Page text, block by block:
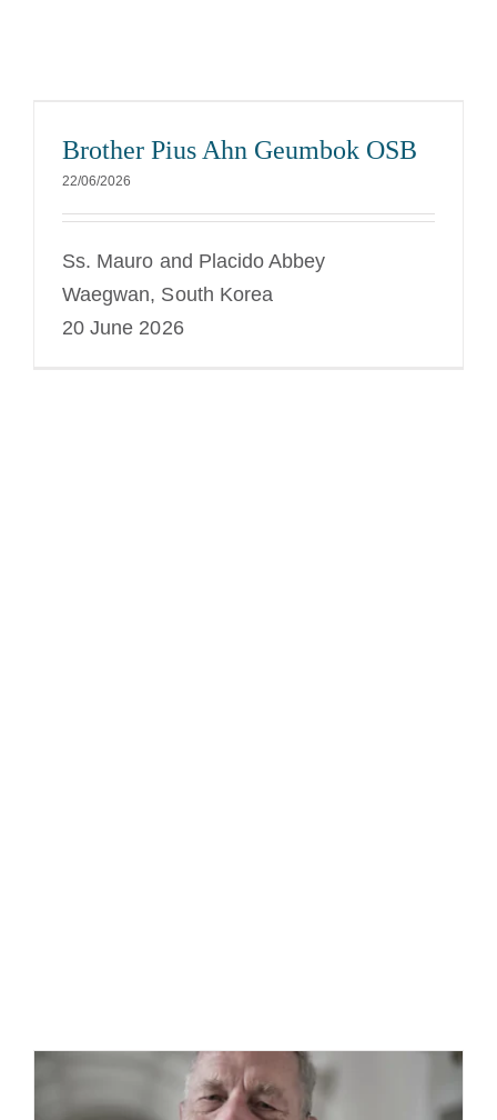
Brother Pius Ahn Geumbok OSB
22/06/2026
Ss. Mauro and Placido Abbey
Waegwan, South Korea
20 June 2026